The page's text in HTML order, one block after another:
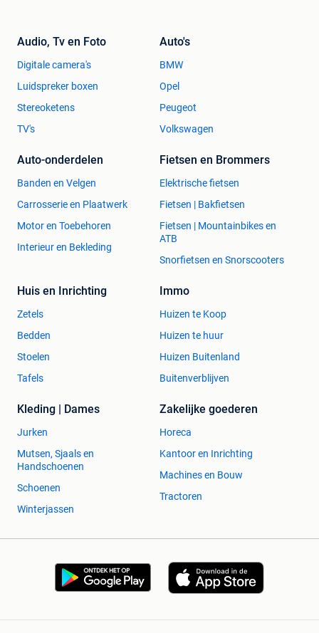
Audio, Tv en Foto
Digitale camera's
Luidspreker boxen
Stereoketens
TV's
Auto's
BMW
Opel
Peugeot
Volkswagen
Auto-onderdelen
Banden en Velgen
Carrosserie en Plaatwerk
Motor en Toebehoren
Interieur en Bekleding
Fietsen en Brommers
Elektrische fietsen
Fietsen | Bakfietsen
Fietsen | Mountainbikes en
ATB
Snorfietsen en Snorscooters
Huis en Inrichting
Zetels
Bedden
Stoelen
Tafels
Immo
Huizen te Koop
Huizen te huur
Huizen Buitenland
Buitenverblijven
Kleding | Dames
Jurken
Mutsen, Sjaals en
Handschoenen
Schoenen
Winterjassen
Zakelijke goederen
Horeca
Kantoor en Inrichting
Machines en Bouw
Tractoren